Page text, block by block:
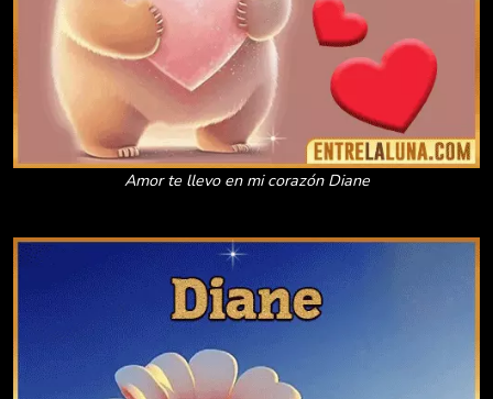
Amor te llevo en mi corazón Diane